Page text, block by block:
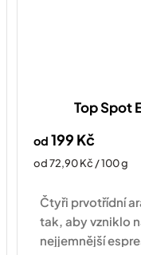
Top Spot
od 199 Kč
Měrná
od 72,90 Kč / 100 g
Čtyři prvotřídní
tak, aby vzniklo
nejjemnější